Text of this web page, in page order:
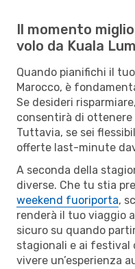
Il momento
volo da Kuala
Quando pianifichi il
Marocco, è
Se desideri
consentirà di ottenere
Tuttavia, se sei
offerte last-minute
A seconda della
diverse. Che tu stia
weekend fuoriporta,
renderà il tuo viaggio
sicuro su quando
stagionali e ai festival
vivere un’esperienza